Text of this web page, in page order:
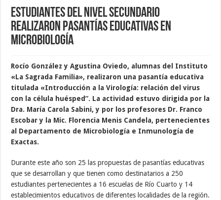
Estudiantes del nivel secundario
realizaron pasantías educativas en
Microbiología
Rocío González y Agustina Oviedo, alumnas del Instituto
«La Sagrada Familia», realizaron una pasantía educativa
titulada «Introducción a la Virología: relación del virus
con la célula huésped”. La actividad estuvo dirigida por la
Dra. María Carola Sabini, y por los profesores Dr. Franco
Escobar y la Mic. Florencia Menis Candela, pertenecientes
al Departamento de Microbiología e Inmunología de
Exactas.
Durante este año son 25 las propuestas de pasantías educativas
que se desarrollan y que tienen como destinatarios a 250
estudiantes pertenecientes a 16 escuelas de Río Cuarto y 14
establecimientos educativos de diferentes localidades de la región.